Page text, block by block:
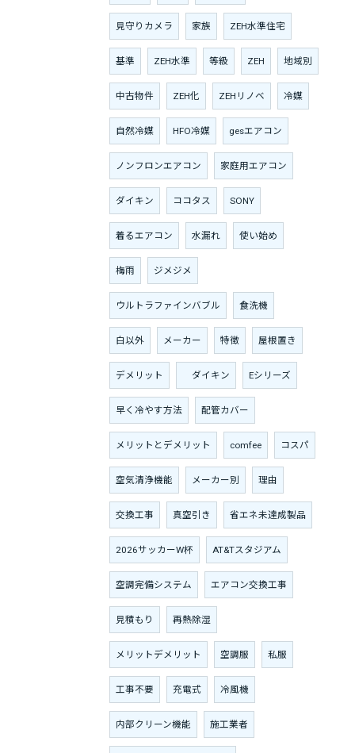
見守りカメラ 家族 ZEH水準住宅
基準 ZEH水準 等級 ZEH 地域別
中古物件 ZEH化 ZEHリノベ 冷媒
自然冷媒 HFO冷媒 gesエアコン
ノンフロンエアコン 家庭用エアコン
ダイキン ココタス SONY
着るエアコン 水漏れ 使い始め
梅雨 ジメジメ
ウルトラファインバブル 食洗機
白以外 メーカー 特徴 屋根置き
デメリット ダイキン Eシリーズ
早く冷やす方法 配管カバー
メリットとデメリット comfee コスパ
空気清浄機能 メーカー別 理由
交換工事 真空引き 省エネ未達成製品
2026サッカーW杯 AT&Tスタジアム
空調完備システム エアコン交換工事
見積もり 再熱除湿
メリットデメリット 空調服 私服
工事不要 充電式 冷風機
内部クリーン機能 施工業者